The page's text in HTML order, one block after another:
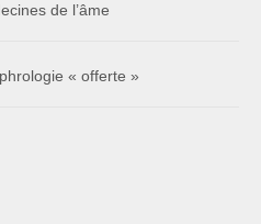
de l’âme
« offerte »